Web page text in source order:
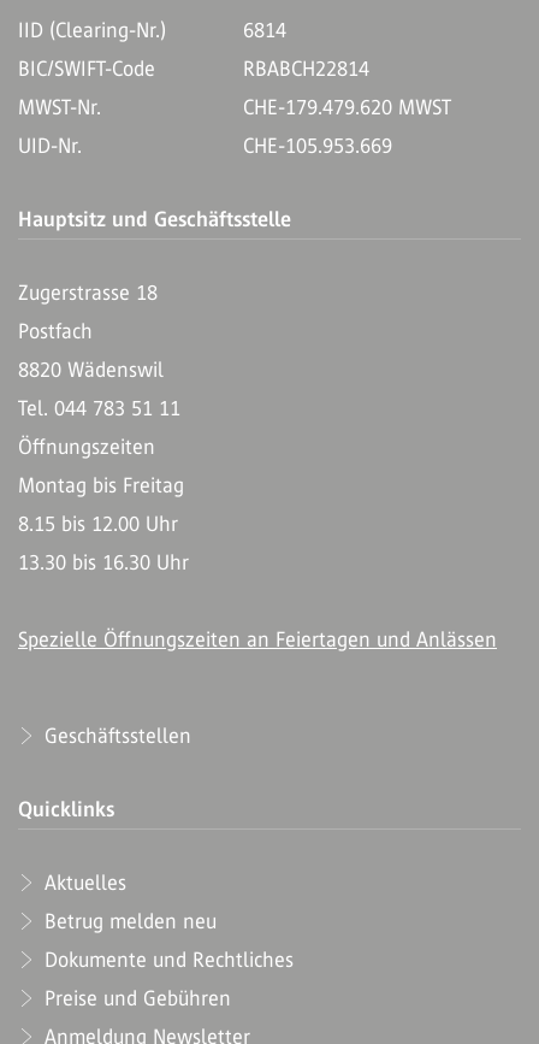
IID (Clearing-Nr.)
6814
BIC/SWIFT-Code
RBABCH22814
MWST-Nr.
CHE-179.479.620 MWST
UID-Nr.
CHE-105.953.669
Hauptsitz und Geschäftsstelle
Zugerstrasse 18
Postfach
8820 Wädenswil
Tel. 044 783 51 11
Öffnungszeiten
Montag bis Freitag
8.15 bis 12.00 Uhr
13.30 bis 16.30 Uhr
Spezielle Öffnungszeiten an Feiertagen und Anlässen
Geschäftsstellen
Quicklinks
Aktuelles
Betrug melden neu
Dokumente und Rechtliches
Preise und Gebühren
Anmeldung Newsletter